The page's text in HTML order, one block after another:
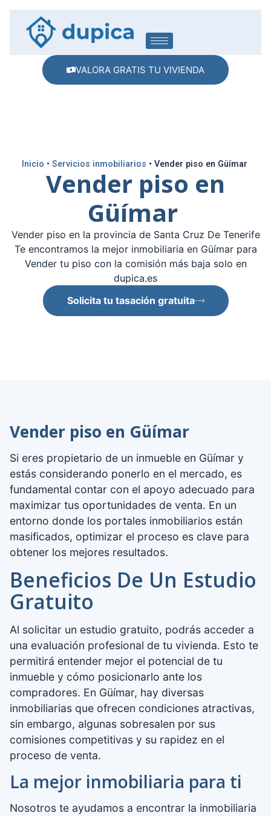
VALORA GRATIS TU VIVIENDA
Inicio • Servicios inmobiliarios • Vender piso en Güímar
Vender piso en
Güímar
Vender piso en la provincia de Santa Cruz De Tenerife
Te encontramos la mejor inmobiliaria en Güímar para
Vender tu piso con la comisión más baja solo en
dupica.es
Solicita tu tasación gratuita
Vender piso en Güímar
Si eres propietario de un inmueble en Güímar y
estás considerando ponerlo en el mercado, es
fundamental contar con el apoyo adecuado para
maximizar tus oportunidades de venta. En un
entorno donde los portales inmobiliarios están
masificados, optimizar el proceso es clave para
obtener los mejores resultados.
Beneficios De Un Estudio
Gratuito
Al solicitar un estudio gratuito, podrás acceder a
una evaluación profesional de tu vivienda. Esto te
permitirá entender mejor el potencial de tu
inmueble y cómo posicionarlo ante los
compradores. En Güímar, hay diversas
inmobiliarias que ofrecen condiciones atractivas,
sin embargo, algunas sobresalen por sus
comisiones competitivas y su rapidez en el
proceso de venta.
La mejor inmobiliaria para ti
Nosotros te ayudamos a encontrar la inmobiliaria